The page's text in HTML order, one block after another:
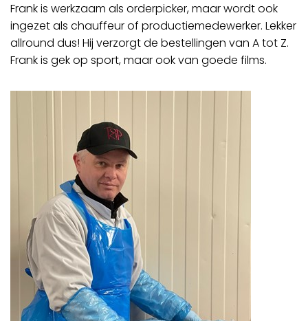
Frank is werkzaam als orderpicker, maar wordt ook
ingezet als chauffeur of productiemedewerker. Lekker
allround dus! Hij verzorgt de bestellingen van A tot Z.
Frank is gek op sport, maar ook van goede films.